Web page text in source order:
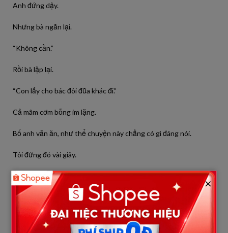
Anh đứng dậy.
Nhưng bà ngăn lại.
“Không cần.”
Rồi bà lặp lại.
“Con lấy cho bác đôi đũa khác đi.”
Cả mâm cơm bỗng im lặng.
Bố anh vẫn ăn, như thể chuyện này chẳng có gì đáng nói.
Tôi đứng đó vài giây.
Trong đầu tôi bỗng xuất hiện một suy nghĩ rất rõ ràng.
Đôi đũa lệch.
Phải chăng… bà đang ám chỉ điều gì?
×